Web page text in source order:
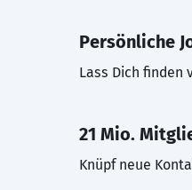
Persönliche
Lass Dich finden
21 Mio.
Knüpf neue